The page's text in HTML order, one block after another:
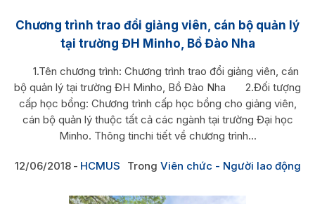
Chương trình trao đổi giảng viên, cán bộ quản lý
tại trường ĐH Minho, Bồ Đào Nha
1.Tên chương trình: Chương trình trao đổi giảng viên, cán
bộ quản lý tại trường ĐH Minho, Bồ Đào Nha 2.Đối tượng
cấp học bổng: Chương trình cấp học bổng cho giảng viên,
cán bộ quản lý thuộc tất cả các ngành tại trường Đại học
Minho. Thông tinchi tiết về chương trình...
12/06/2018 HCMUS Trong Viên chức - Người lao động